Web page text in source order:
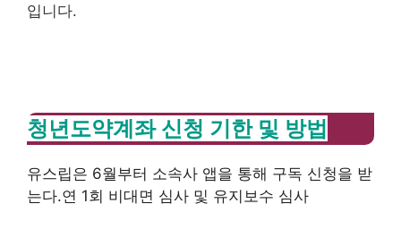
입니다.
청년도약계좌 신청 기한 및 방법
유스립은 6월부터 소속사 앱을 통해 구독 신청을 받
는다.연 1회 비대면 심사 및 유지보수 심사